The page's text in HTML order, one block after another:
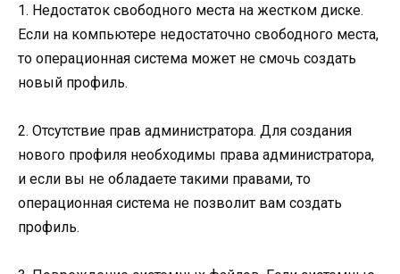
1. Недостаток свободного места на жестком диске.
Если на компьютере недостаточно свободного места,
то операционная система может не смочь создать
новый профиль.
2. Отсутствие прав администратора. Для создания
нового профиля необходимы права администратора,
и если вы не обладаете такими правами, то
операционная система не позволит вам создать
профиль.